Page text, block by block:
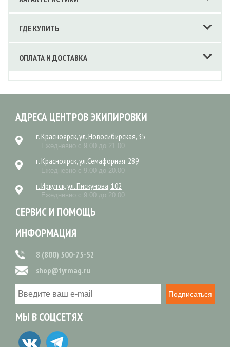
ГДЕ КУПИТЬ
ОПЛАТА И ДОСТАВКА
АДРЕСА ЦЕНТРОВ ЭКИПИРОВКИ
г. Красноярск, ул. Новосибирская, 35
Ежедневно с 9.00 до 21.00
г. Красноярск, ул.Семафорная, 289
Ежедневно с 9.00 до 20.00
г. Иркутск, ул. Пискунова, 102
Ежедневно с 9.00 до 20.00
СЕРВИС И ПОМОЩЬ
ИНФОРМАЦИЯ
8 (800) 500-75-52
shop@tyrmag.ru
Подписаться
МЫ В СОЦСЕТЯХ